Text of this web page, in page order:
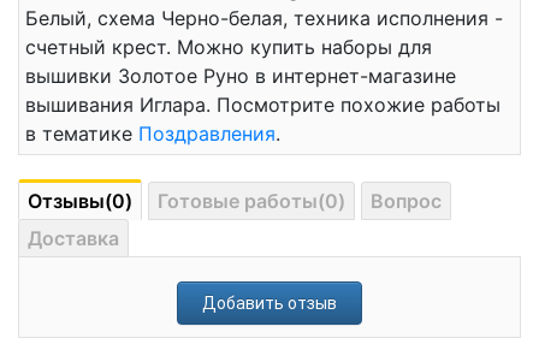
Белый, схема Черно-белая, техника исполнения -
счетный крест. Можно купить наборы для
вышивки Золотое Руно в интернет-магазине
вышивания Иглара. Посмотрите похожие работы
в тематике Поздравления.
Отзывы(0) Готовые работы(0)
Вопрос
Доставка
Добавить отзыв